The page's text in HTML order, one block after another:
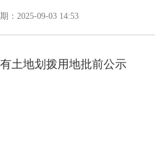
：2025-09-03 14:53
土地划拨用地批前公示